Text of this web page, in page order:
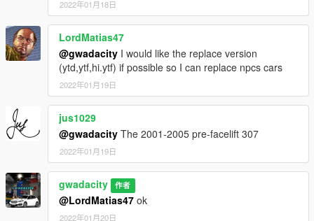
2022年01月18日
LordMatias47
@gwadacity I would like the replace version
(ytd,ytf,hi.ytf) if possible so I can replace npcs cars
2022年01月19日
jus1029
@gwadacity The 2001-2005 pre-facelift 307
2022年01月19日
gwadacity 作者
@LordMatias47 ok
2022年01月20日